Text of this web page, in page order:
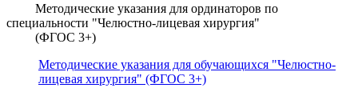
Методические указания для ординаторов по
специальности "Челюстно-лицевая хирургия"
(ФГОС 3+)
Методические указания для обучающихся "Челюстно-
лицевая хирургия" (ФГОС 3+)